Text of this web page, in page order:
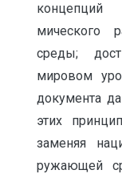
концепций
мического
среды;
мировом
документа
этих
заменяя
ружающей